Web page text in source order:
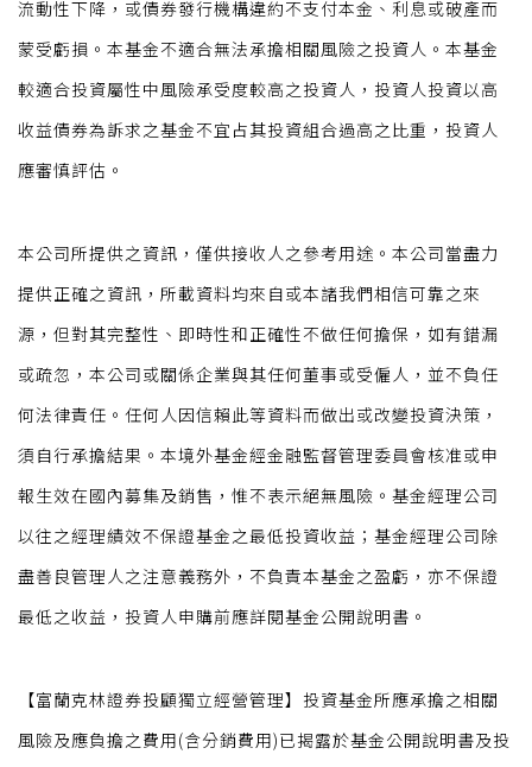
流動性下降，或債券發行機構違約不支付本金、利息或破產而
蒙受虧損。本基金不適合無法承擔相關風險之投資人。本基金
較適合投資屬性中風險承受度較高之投資人，投資人投資以高
收益債券為訴求之基金不宜占其投資組合過高之比重，投資人
應審慎評估。
本公司所提供之資訊，僅供接收人之參考用途。本公司當盡力
提供正確之資訊，所載資料均來自或本諸我們相信可靠之來
源，但對其完整性、即時性和正確性不做任何擔保，如有錯漏
或疏忽，本公司或關係企業與其任何董事或受僱人，並不負任
何法律責任。任何人因信賴此等資料而做出或改變投資決策，
須自行承擔結果。本境外基金經金融監督管理委員會核准或申
報生效在國內募集及銷售，惟不表示絕無風險。基金經理公司
以往之經理績效不保證基金之最低投資收益；基金經理公司除
盡善良管理人之注意義務外，不負責本基金之盈虧，亦不保證
最低之收益，投資人申購前應詳閱基金公開說明書。
【富蘭克林證券投顧獨立經營管理】投資基金所應承擔之相關
風險及應負擔之費用(含分銷費用)已揭露於基金公開說明書及投